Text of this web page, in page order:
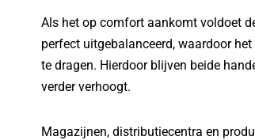
Als het op comfort aankomt voldoet
perfect uitgebalanceerd, waardoor
te dragen. Hierdoor blijven beide
verder verhoogt.
Magazijnen, distributiecentra en